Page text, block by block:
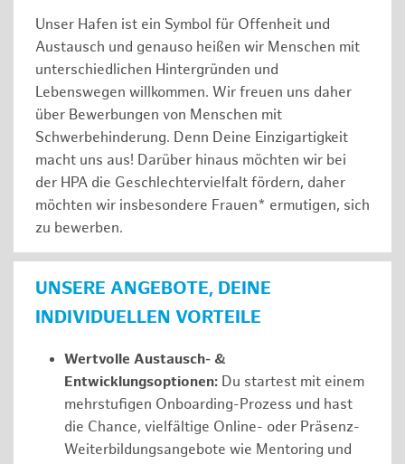
Unser Hafen ist ein Symbol für Offenheit und
Austausch und genauso heißen wir Menschen mit
unterschiedlichen Hintergründen und
Lebenswegen willkommen. Wir freuen uns daher
über Bewerbungen von Menschen mit
Schwerbehinderung. Denn Deine Einzigartigkeit
macht uns aus! Darüber hinaus möchten wir bei
der HPA die Geschlechtervielfalt fördern, daher
möchten wir insbesondere Frauen* ermutigen, sich
zu bewerben.
UNSERE ANGEBOTE, DEINE
INDIVIDUELLEN VORTEILE
Wertvolle Austausch- &
Entwicklungsoptionen: Du startest mit einem
mehrstufigen Onboarding-Prozess und hast
die Chance, vielfältige Online- oder Präsenz-
Weiterbildungsangebote wie Mentoring und